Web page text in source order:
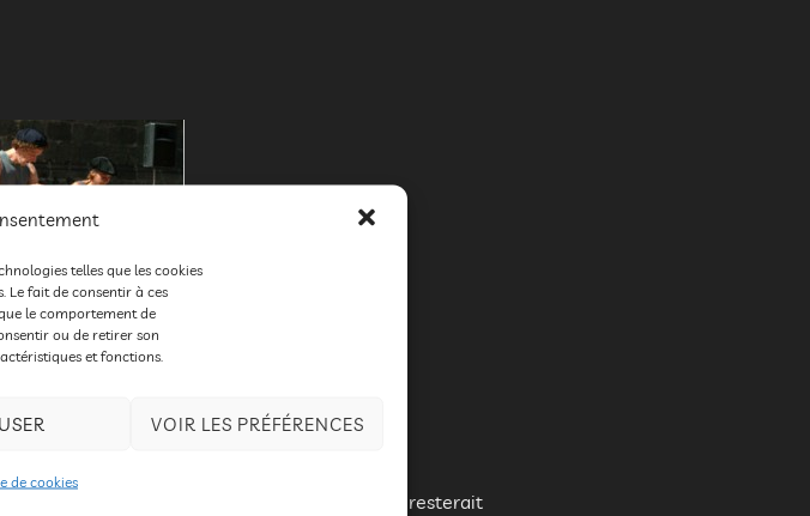
telles que les cookies
Le fait de consentir à ces
le comportement de
ou de retirer son
et fonctions.
VOIR LES PRÉFÉRENCES
de cookies
conquête amoureuse sur un banc public… On resterait